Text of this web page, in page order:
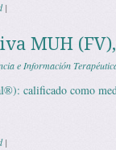
|
MUH (FV),
e Información
calificado como
|